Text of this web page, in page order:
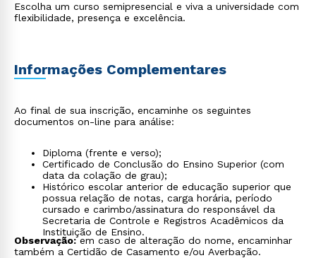
Escolha um curso semipresencial e viva a universidade com
flexibilidade, presença e excelência.
Informações Complementares
Ao final de sua inscrição, encaminhe os seguintes
documentos on-line para análise:
Diploma (frente e verso);
Certificado de Conclusão do Ensino Superior (com
data da colação de grau);
Histórico escolar anterior de educação superior que
possua relação de notas, carga horária, período
cursado e carimbo/assinatura do responsável da
Secretaria de Controle e Registros Acadêmicos da
Instituição de Ensino.
Observação:em caso de alteração do nome, encaminhar
também a Certidão de Casamento e/ou Averbação.